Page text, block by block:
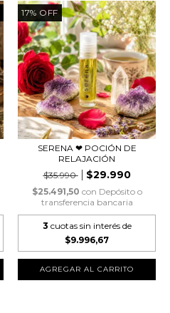
17% OFF
SERENA ❤︎ POCIÓN DE
RELAJACIÓN
$35.990
$29.990
$25.491,50 con Depósito o
transferencia bancaria
3 cuotas sin interés de
$9.996,67